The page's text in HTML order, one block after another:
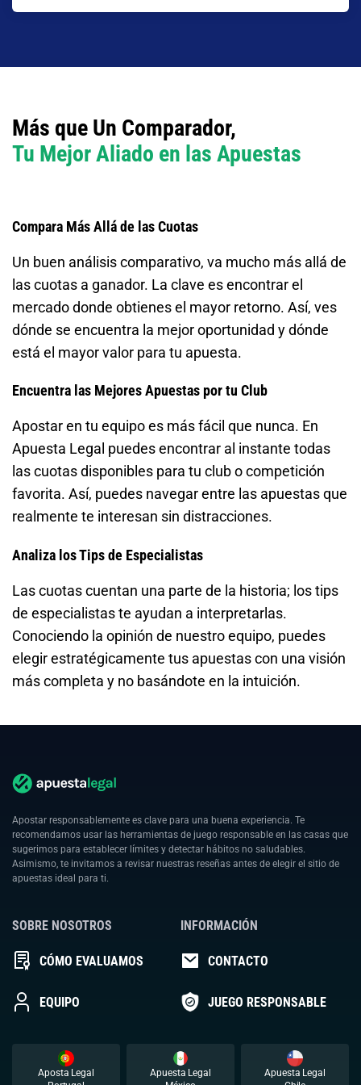
Más que Un Comparador,
Tu Mejor Aliado en las Apuestas
Compara Más Allá de las Cuotas
Un buen análisis comparativo, va mucho más allá de
las cuotas a ganador. La clave es encontrar el
mercado donde obtienes el mayor retorno. Así, ves
dónde se encuentra la mejor oportunidad y dónde
está el mayor valor para tu apuesta.
Encuentra las Mejores Apuestas por tu Club
Apostar en tu equipo es más fácil que nunca. En
Apuesta Legal puedes encontrar al instante todas
las cuotas disponibles para tu club o competición
favorita. Así, puedes navegar entre las apuestas que
realmente te interesan sin distracciones.
Analiza los Tips de Especialistas
Las cuotas cuentan una parte de la historia; los tips
de especialistas te ayudan a interpretarlas.
Conociendo la opinión de nuestro equipo, puedes
elegir estratégicamente tus apuestas con una visión
más completa y no basándote en la intuición.
Apostar responsablemente es clave para una buena experiencia. Te
recomendamos usar las herramientas de juego responsable en las casas que
sugerimos para establecer límites y detectar hábitos no saludables.
Asimismo, te invitamos a revisar nuestras reseñas antes de elegir el sitio de
apuestas ideal para ti.
SOBRE NOSOTROS
CÓMO EVALUAMOS
EQUIPO
INFORMACIÓN
CONTACTO
JUEGO RESPONSABLE
Aposta Legal
Apuesta Legal
Apuesta Legal